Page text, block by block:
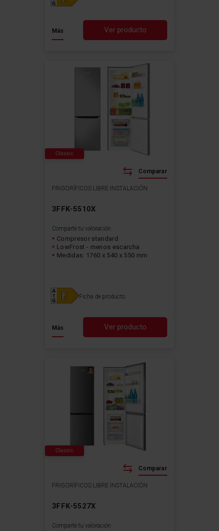
Ver producto
Más
FRIGORÍFICOS LIBRE INSTALACIÓN
3FFK-5510X
Ver producto
Más
Comparte tu valoración
Compresor standard
LowFrost - menos escarcha
Medidas: 1760 x 540 x 550 mm
Ficha de producto
Comparar
Classic
FRIGORÍFICOS LIBRE INSTALACIÓN
3FFK-5527X
Comparte tu valoración
Comparar
Classic